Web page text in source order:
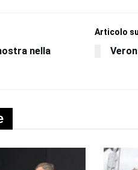
nella
Articolo